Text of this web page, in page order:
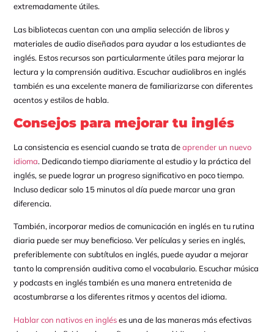
extremadamente útiles.
Las bibliotecas cuentan con una amplia selección de libros y
materiales de audio diseñados para ayudar a los estudiantes de
inglés. Estos recursos son particularmente útiles para mejorar la
lectura y la comprensión auditiva. Escuchar audiolibros en inglés
también es una excelente manera de familiarizarse con diferentes
acentos y estilos de habla.
Consejos para mejorar tu inglés
La consistencia es esencial cuando se trata deaprender un nuevo
idioma. Dedicando tiempo diariamente al estudio y la práctica del
inglés, se puede lograr un progreso significativo en poco tiempo.
Incluso dedicar solo 15 minutos al día puede marcar una gran
diferencia.
También, incorporar medios de comunicación en inglés en tu rutina
diaria puede ser muy beneficioso. Ver películas y series en inglés,
preferiblemente con subtítulos en inglés, puede ayudar a mejorar
tanto la comprensión auditiva como el vocabulario. Escuchar música
y podcasts en inglés también es una manera entretenida de
acostumbrarse a los diferentes ritmos y acentos del idioma.
Hablar con nativos en ingléses una de las maneras más efectivas